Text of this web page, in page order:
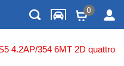
0
4.2AP/354 6MT 2D quattro